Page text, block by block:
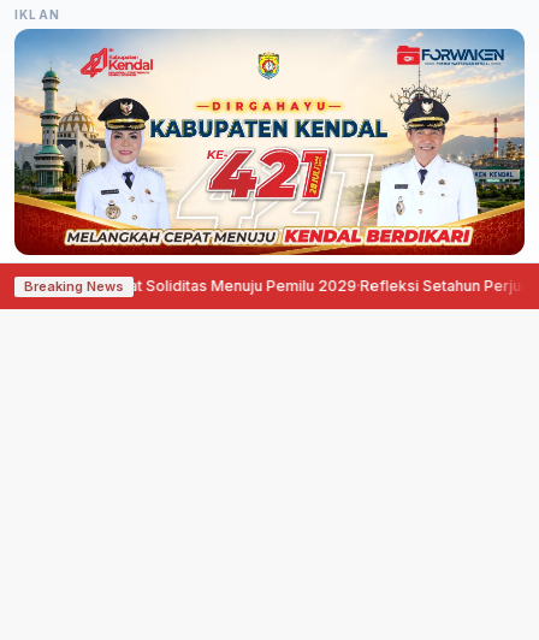
IKLAN
Breaking News
Soliditas Menuju Pemilu 2029 ·Refleksi Setahun Perjuangan, Pati